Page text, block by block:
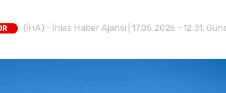
(İHA) - İhlas Haber Ajansı | 17.05.2026 - 12:31,